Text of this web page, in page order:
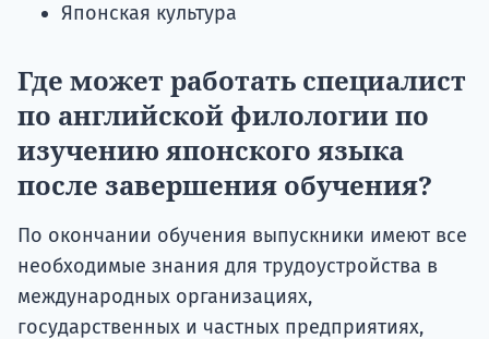
Японская культура
Где может работать специалист
по английской филологии по
изучению японского языка
после завершения обучения?
По окончании обучения выпускники имеют все
необходимые знания для трудоустройства в
международных организациях,
государственных и частных предприятиях,